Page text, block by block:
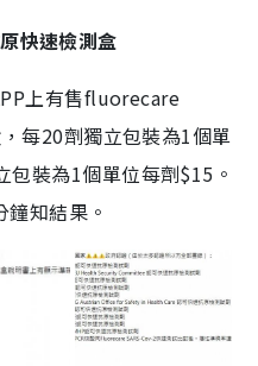
快速檢測盒
上有售fluorecare
每20劑獨立包裝為1個單
裝為1個單位每劑$15。
知結果。